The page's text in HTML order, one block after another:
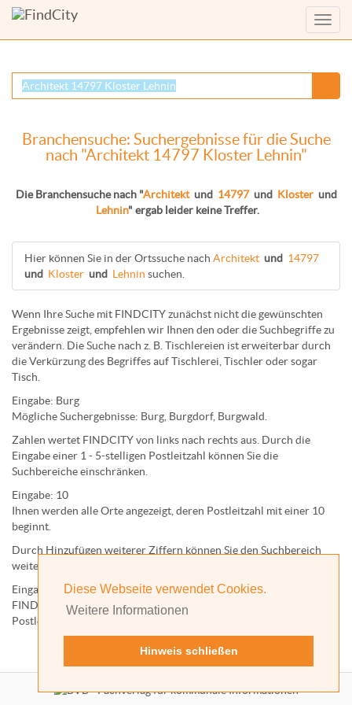
Diese Webseite verwendet Cookies.
Weitere Informationen
Hinweis schließen
Menü
Branchensuche: Suchergebnisse für die Suche
nach "Architekt 14797 Kloster Lehnin"
Die Branchensuche nach "Architekt und 14797 und Kloster und
Lehnin" ergab leider keine Treffer.
Hier können Sie in der Ortssuche nach Architekt und 14797
und Kloster und Lehnin suchen.
Wenn Ihre Suche mit FINDCITY zunächst nicht die gewünschten
Ergebnisse zeigt, empfehlen wir Ihnen den oder die Suchbegriffe zu
verändern. Die Suche nach z. B. Tischlereien ist erweiterbar durch
die Verkürzung des Begriffes aufTischlerei Tischleroder sogar
Tisch
Eingabe: Burg
Mögliche Suchergebnisse: Burg Burgdorf, Burgwald.
Zahlen wertet FINDCITY von links nach rechts aus. Durch die
Eingabe einer 1 - 5-stelligen Postleitzahl können Sie die
Suchbereiche einschränken.
Eingabe: 10
Ihnen werden alle Orteangezeigt, deren Postleitzahl mit einer 10
beginnt.
Durch Hinzufügen weiterer Ziffern können Sie den Suchbereich
weiter einschränken.
Eingabe:
10585
FINDCITY präsentiert Ihnen ausschließlich die zu dieser
Postleitzahl gehörende Kommune; in diesem Fall Berlin.